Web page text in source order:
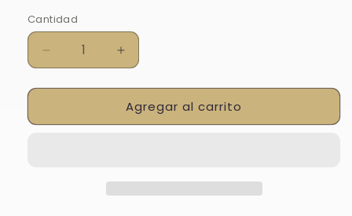
Cantidad
Cantidad
Reducir
cantidad
para
PIEL
Aumentar
cantidad
para
GEA
PIEL
Agregar al carrito